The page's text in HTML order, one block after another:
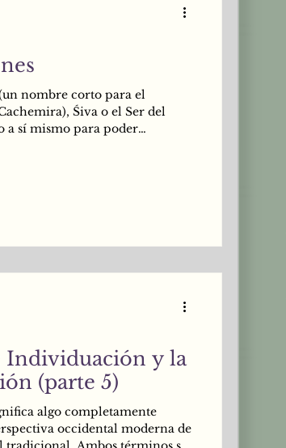
nombre corto para el
Śiva o el Ser del
a sí mismo para poder
se ino
Individuación y la
(parte 5)
algo completamente
occidental moderna de